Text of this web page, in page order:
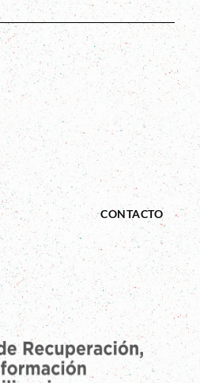
CONTACTO